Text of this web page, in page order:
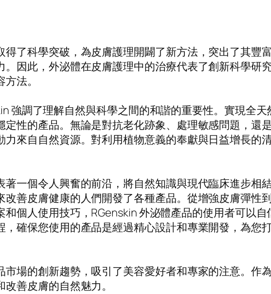
了科學突破，為皮膚護理開闢了新方法，突出了其豐
因此，外泌體在皮膚護理中的治療代表了創新科學研
法。
強調了理解自然與科學之間的和諧的重要性。實現全
性的產品。無論是對抗老化跡象、處理敏感問題，還
來自自然資源。對利用植物意義的奉獻與日益增長的
一個令人興奮的前沿，將自然知識與現代臨床進步相
善皮膚健康的人們開發了各種產品。從增強皮膚彈性
個人使用技巧，RGenskin 外泌體產品的使用者可以
確保您使用的產品是經過精心設計和專業開發，為您
場的創新趨勢，吸引了美容愛好者和專家的注意。作
善皮膚的自然魅力。